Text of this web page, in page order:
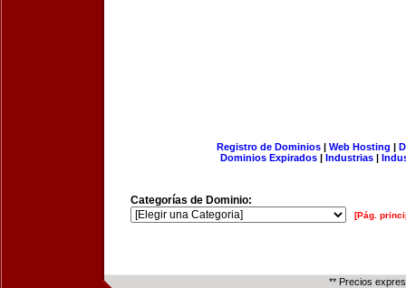
Registro de Dominios| Web Hosting |
Dominios Expirados | Industrias |
Categorías de Dominio:
[Pág.
** Precios